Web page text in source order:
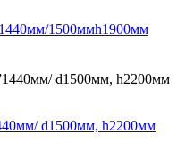
1500ммh1900мм
d1500мм, h2200мм